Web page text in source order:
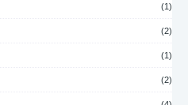
(1)
(2)
(1)
(2)